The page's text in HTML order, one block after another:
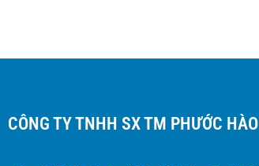
CÔNG TY TNHH SX TM PHƯỚC HÀO